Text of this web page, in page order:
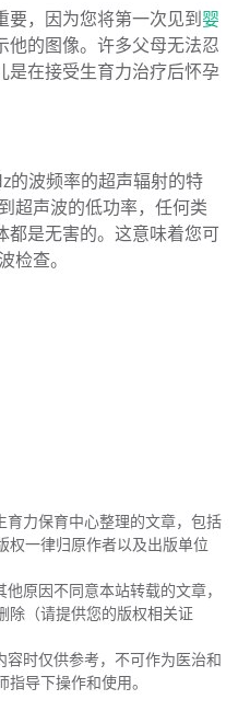
要，因为您将第一次见到婴
他的图像。许多父母无法忍
是在接受生育力治疗后怀孕
的波频率的超声辐射的特
超声波的低功率，任何类
都是无害的。这意味着您可
检查。
育力保育中心整理的文章，包括
权一律归原作者以及出版单位
原因不同意本站转载的文章，
除（请提供您的版权相关证
时仅供参考，不可作为医治和
导下操作和使用。